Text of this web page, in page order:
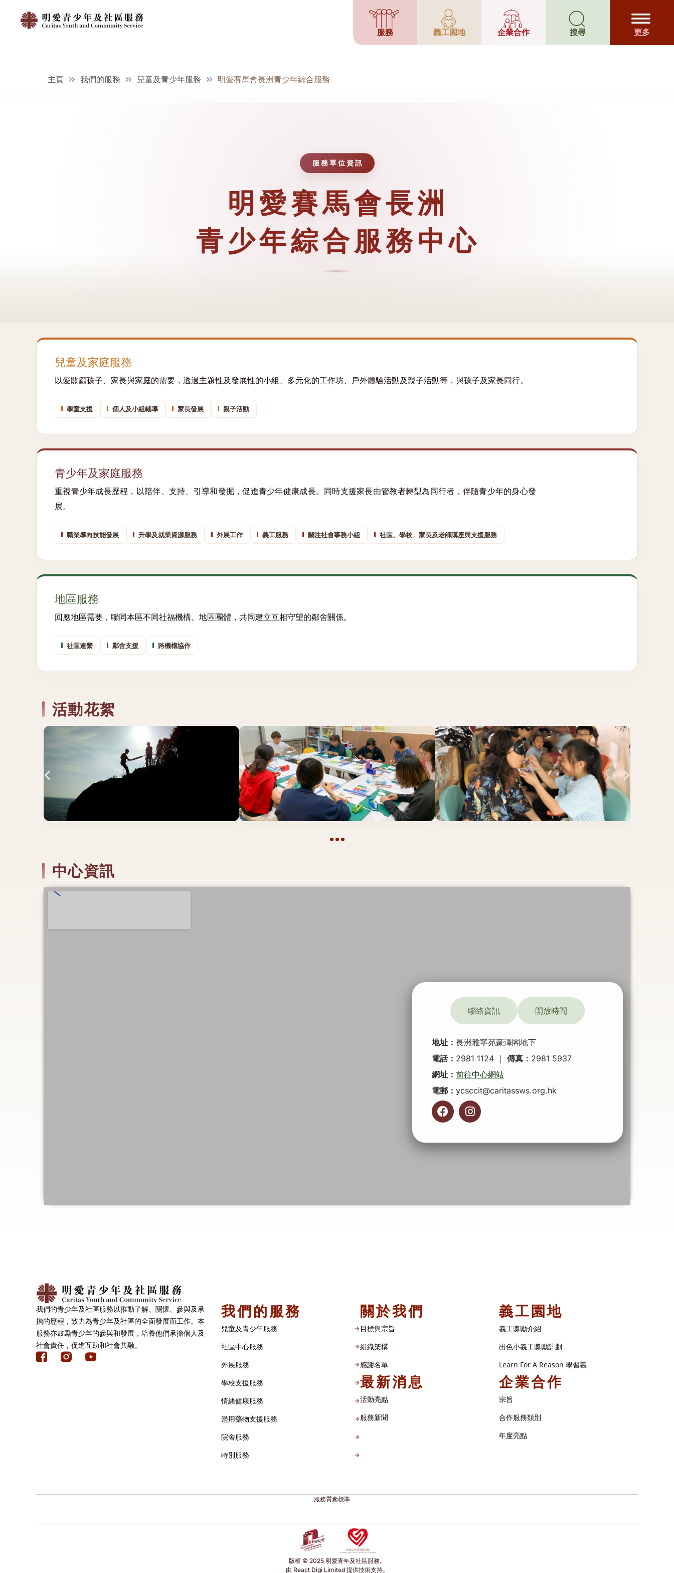
服務 義工園地 企業合作 搜尋 更多
主頁 我們的服務 兒童及青少年服務 明愛賽馬會長洲青少年綜合服務
服務單位資訊
明愛賽馬會長洲
青少年綜合服務中心
兒童及家庭服務
以愛關顧孩子、家長與家庭的需要，透過主題性及發展性的小組、多元化的工作坊、戶外體驗活動及親子活動等，與孩子及家長同行。
學童支援 個人及小組輔導 家長發展 親子活動
青少年及家庭服務
重視青少年成長歷程，以陪伴、支持、引導和發掘，促進青少年健康成長。同時支援家長由管教者轉型為同行者，伴隨青少年的身心發
展。
職業導向技能發展 升學及就業資源服務 外展工作 義工服務 關注社會事務小組 社區、學校、家長及老師講座與支援服務
地區服務
回應地區需要，聯同本區不同社福機構、地區團體，共同建立互相守望的鄰舍關係。
社區連繫 鄰舍支援 跨機構協作
活動花絮
中心資訊
聯絡資訊 開放時間
地址： 長洲雅寧苑豪澤閣地下
電話： 2981 1124 ｜ 傳真： 2981 5937
網址： 前往中心網站
電郵： ycsccit@caritassws.org.hk
我們的青少年及社區服務以推動了解、關懷、參與及承
擔的歷程，致力為青少年及社區的全面發展而工作。本
服務亦鼓勵青少年的參與和發展，培養他們承擔個人及
社會責任，促進互助和社會共融。
我們的服務
兒童及青少年服務
社區中心服務
外展服務
學校支援服務
情緒健康服務
濫用藥物支援服務
院舍服務
特別服務
關於我們
目標與宗旨
組織架構​
感謝名單​
最新消息
活動亮點
服務新聞
義工園地
義工獎勵介紹
出色小義工獎勵計劃
Learn For A Reason 學習義
企業合作
宗旨
合作服務類別
年度亮點
服務質素標準
版權 © 2025 明愛青年及社區服務。
由 React Digi Limited 提供技術支持。